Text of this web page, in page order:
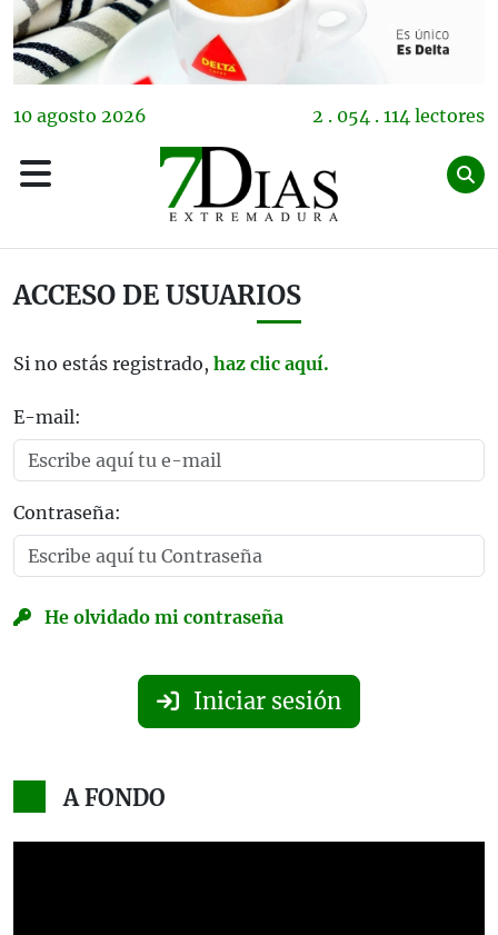
10 agosto 2026 2 . 054 . 114 lectores
ACCESO DE USUARIOS
Si no estás registrado, haz clic aquí.
E-mail:
Contraseña:
He olvidado mi contraseña
Iniciar sesión
A FONDO